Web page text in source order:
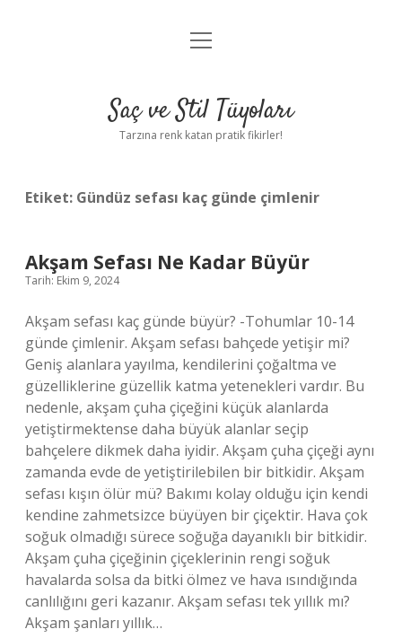
Anasayfa
Yasal Uyarı
menüyü
Saç ve Stil Tüyoları
Tarzına renk katan pratik fikirler!
Etiket: Gündüz sefası kaç günde çimlenir
Akşam Sefası Ne Kadar Büyür
Tarih: Ekim 9, 2024
Akşam sefası kaç günde büyür? -Tohumlar 10-14
günde çimlenir. Akşam sefası bahçede yetişir mi?
Geniş alanlara yayılma, kendilerini çoğaltma ve
güzelliklerine güzellik katma yetenekleri vardır. Bu
nedenle, akşam çuha çiçeğini küçük alanlarda
yetiştirmektense daha büyük alanlar seçip
bahçelere dikmek daha iyidir. Akşam çuha çiçeği aynı
zamanda evde de yetiştirilebilen bir bitkidir. Akşam
sefası kışın ölür mü? Bakımı kolay olduğu için kendi
kendine zahmetsizce büyüyen bir çiçektir. Hava çok
soğuk olmadığı sürece soğuğa dayanıklı bir bitkidir.
Akşam çuha çiçeğinin çiçeklerinin rengi soğuk
havalarda solsa da bitki ölmez ve hava ısındığında
canlılığını geri kazanır. Akşam sefası tek yıllık mı?
Akşam şanları yıllık…